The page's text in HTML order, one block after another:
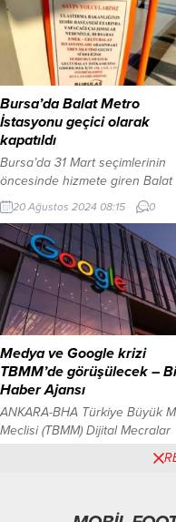
Kaleiçi, birbiriyle kesişen dar
sokakları, konakları,
saklı pencereleriyle
keşfetme duygusunu tetikleyen,
farklı rotalarında insanlık
izleri sürülen, dünya mutfağının
sıra dışı örneklerini bir araya
getiren Antalya’nın...
Bursa’da Balat Metro
İstasyonu geçici olarak
kapatıldı
Bursa’da 31 Mart seçimlerinin
öncesinde hizmete giren Balat
Metro İstasyonunun geçici bir
ile kapatıldığı duyuruldu. BURSA
(İGFA) – Bursa’da 31 Mart’taki
seçimlerden hemen önce
giren Balat/Geçit Metro
İstasyonuna yapılan sefelerin
geçici olarak durdurulduğu
açıklandı. Yapılan duyuruda
Ulaştırma Bakanlığının Bursa
Hastanesi etabında yapacağı
çalışmalar nedeniyle seferlerin
belirsiz bir süreliğine iptal
belirtildi. Bursalılar seferlerin...
20 Ağustos 2024 08:15 0
Medya ve Google krizi
TBMM’de görüşülecek –
Haber Ajansı
ANKARA-BHA Türkiye Büyük
Meclisi (TBMM) Dijital Mecralar